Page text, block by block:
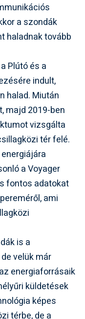
a szondák
haladnak tovább
Plútó és a
indult,
halad. Miután
majd 2019-ben
vizsgálta
tér felé.
a Voyager
fontos adatokat
ami
is a
velük már
energiaforrásaik
küldetések
képes
térbe, de a